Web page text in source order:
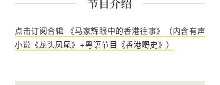
点击订阅合辑 《马家辉眼中的香港往事》（内含有声
小说《龙头凤尾》+粤语节目《香港嘢史》）